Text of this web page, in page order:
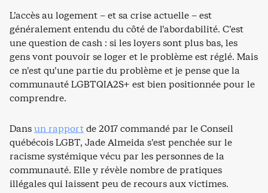
L’accès au logement – et sa crise actuelle – est
généralement entendu du côté de l’abordabilité. C’est
une question de cash : si les loyers sont plus bas, les
gens vont pouvoir se loger et le problème est réglé. Mais
ce n’est qu’une partie du problème et je pense que la
communauté LGBTQIA2S+ est bien positionnée pour le
comprendre.
Dansun rapportde 2017 commandé par le Conseil
québécois LGBT, Jade Almeida s’est penchée sur le
racisme systémique vécu par les personnes de la
communauté. Elle y révèle nombre de pratiques
illégales qui laissent peu de recours aux victimes.